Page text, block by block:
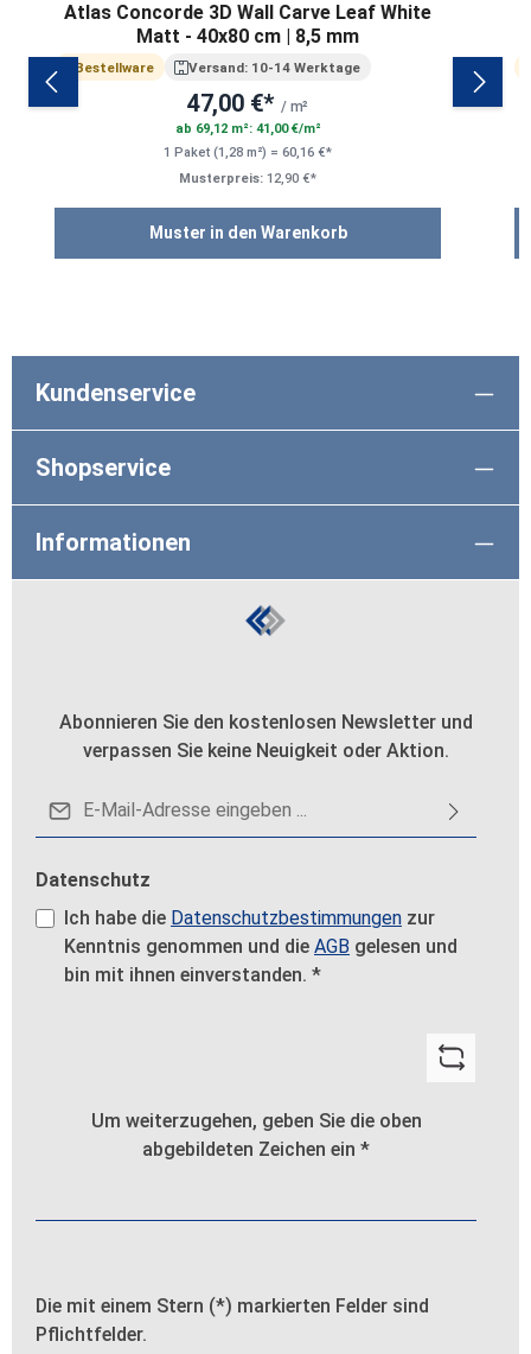
Atlas Concorde 3D Wall Carve Leaf White
Matt - 40x80 cm | 8,5 mm
Bestellware Versand: 10-14 Werktage
47,00 €* / m²
ab 69,12 m²: 41,00 €/m²
1 Paket (1,28 m²) = 60,16 €*
Musterpreis: 12,90 €*
Muster in den Warenkorb
Kundenservice
Shopservice
Informationen
Abonnieren Sie den kostenlosen Newsletter und
verpassen Sie keine Neuigkeit oder Aktion.
Datenschutz
Ich habe die Datenschutzbestimmungen zur
Kenntnis genommen und die AGB gelesen und
bin mit ihnen einverstanden. *
Um weiterzugehen, geben Sie die oben
abgebildeten Zeichen ein *
Die mit einem Stern (*) markierten Felder sind
Pflichtfelder.